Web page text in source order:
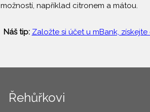
možností, například citronem a mátou.
Náš tip: Založte si účet u mBank,
Řehůřkovi